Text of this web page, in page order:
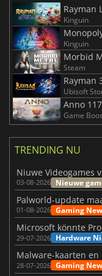
Rayman
Kinguin
Kinguin
Morbid
Steam
Rayman
Ubisoft
Anno
Game
TRENDING NU
03-08-2026 Nieuwe
01-08-2026 Gaming
29-07-2026 Hardware
28-07-2026 Gaming